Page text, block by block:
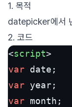
1. 목적
datepicker에서
2. 코드
<script>
var
var
var